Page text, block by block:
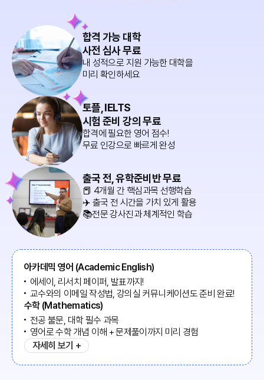
합격 가능 대학
사전 심사 무료
내 성적으로 지원 가능한 대학을
미리 확인하세요
토플, IELTS
시험 준비 강의 무료
합격에 필요한 영어 점수!
무료 인강으로 빠르게 완성
출국 전, 유학준비반 무료
📕 4개월 간 핵심과목 선행학습
✈️ 출국 전 시간을 가치 있게 활용
📚전문 강사진과 체계적인 학습
아카데믹 영어 (Academic English)
에세이, 리서치 페이퍼, 발표까지!
교수와의 이메일 작성법, 강의실 커뮤니케이션도 준비 완료!
수학 (Mathematics)
전공 불문, 대학 필수 과목
영어로 수학 개념 이해 + 문제풀이까지 미리 경험
자세히 보기 +